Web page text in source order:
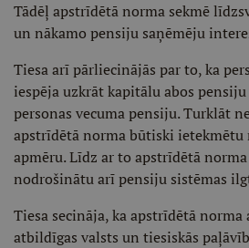
Tādēļ apstrīdētā norma sekmē
un nākamo pensiju saņēmēju
Tiesa arī pārliecinājās par to, ka
iespēja uzkrāt kapitālu abos
personas vecuma pensiju. Turklāt
apstrīdētā norma būtiski ietekmētu
apmēru. Līdz ar to apstrīdētā
nodrošinātu arī pensiju sistēmas
Tiesa secināja, ka apstrīdētā
atbildīgas valsts un tiesiskās